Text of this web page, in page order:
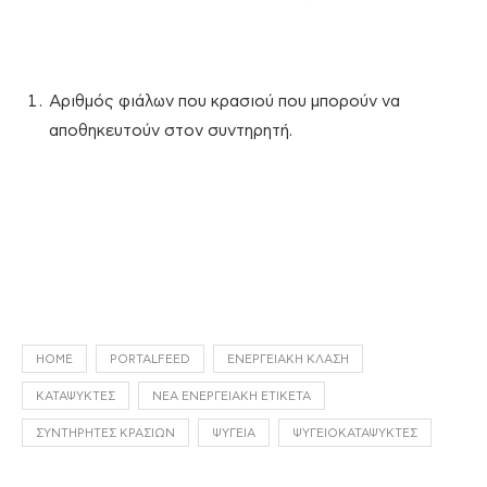
Αριθμός φιάλων που κρασιού που μπορούν να
αποθηκευτούν στον συντηρητή.
HOME PORTALFEED ΕΝΕΡΓΕΙΑΚΉ ΚΛΆΣΗ
ΚΑΤΑΨΎΚΤΕΣ ΝΈΑ ΕΝΕΡΓΕΙΑΚΉ ΕΤΙΚΈΤΑ
ΣΥΝΤΗΡΗΤΈΣ ΚΡΑΣΙΏΝ ΨΥΓΕΊΑ ΨΥΓΕΙΟΚΑΤΑΨΎΚΤΕΣ